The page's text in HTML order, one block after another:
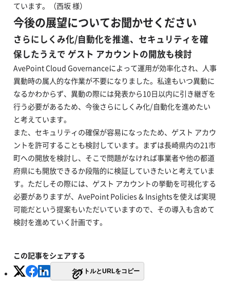
ています。（西坂 様）
今後の展望についてお聞かせください
さらにしくみ化/自動化を推進、セキュリティを確
保したうえで ゲスト アカウントの開放も検討
AvePoint Cloud Governanceによって運用が効率化され、人事
異動時の属人的な作業が不要になりました。私達もいつ異動に
なるかわからず、異動の際には発表から10日以内に引き継ぎを
行う必要があるため、今後さらにしくみ化/自動化を進めたい
と考えています。
また、セキュリティの確保が容易になったため、ゲスト アカウ
ントを許可することも検討しています。まずは長崎県内の21市
町への開放を検討し、そこで問題がなければ事業者や他の都道
府県にも開放できるか段階的に検証していきたいと考えていま
す。ただしその際には、ゲスト アカウントの挙動を可視化する
必要がありますが、AvePoint Policies & Insightsを使えば実現
可能だという提案もいただいていますので、その導入も含めて
検討を進めていく計画です。
この記事をシェアする
タイトルとURLをコピー